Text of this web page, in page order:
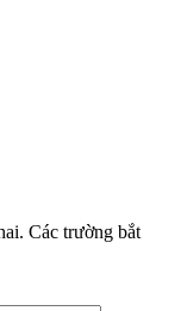
Các trường bắt